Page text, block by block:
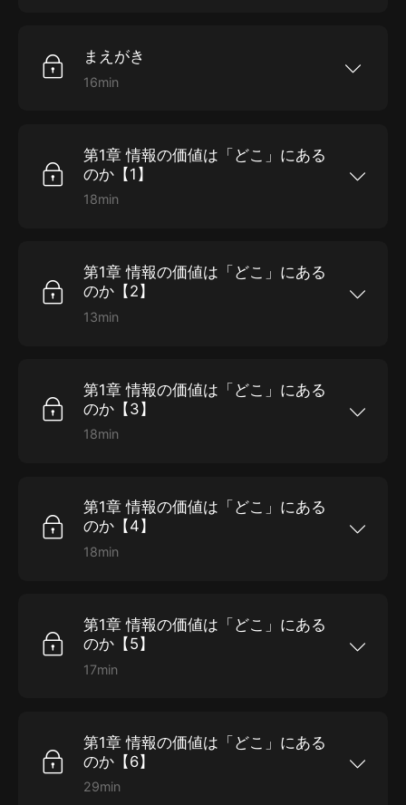
まえがき
16min
第1章 情報の価値は「どこ」にある
のか【1】
18min
第1章 情報の価値は「どこ」にある
のか【2】
13min
第1章 情報の価値は「どこ」にある
のか【3】
18min
第1章 情報の価値は「どこ」にある
のか【4】
18min
第1章 情報の価値は「どこ」にある
のか【5】
17min
第1章 情報の価値は「どこ」にある
のか【6】
29min